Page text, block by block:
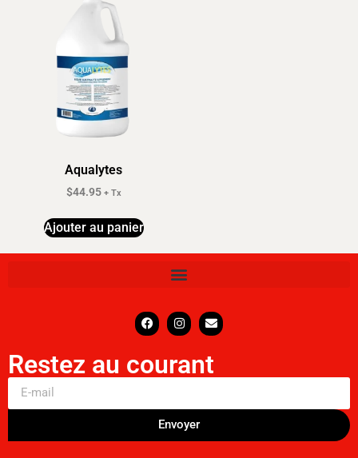
Aqualytes
$44.95 + Tx
Ajouter au panier
Restez au courant
Envoyer